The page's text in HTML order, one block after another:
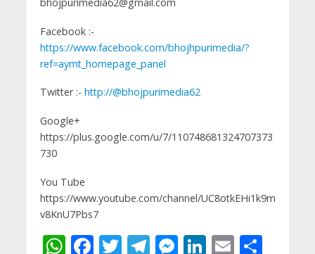
Facebook :-
https://www.facebook.com/bhojhpurimedia/?
ref=aymt_homepage_panel
Twitter :- http://@bhojpurimedia62
Google+
https://plus.google.com/u/7/110748681324707373
730
You Tube
https://www.youtube.com/channel/UC8otkEHi1k9m
v8KnU7Pbs7
W F T T M Li E S